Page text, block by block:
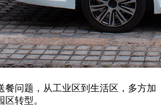
餐问题，从工业区到生活区，多方加
转型。